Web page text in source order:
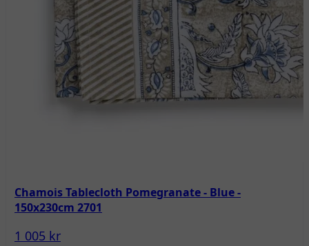
Chamois Tablecloth Pomegranate - Blue -
150x230cm 2701
1 005 kr